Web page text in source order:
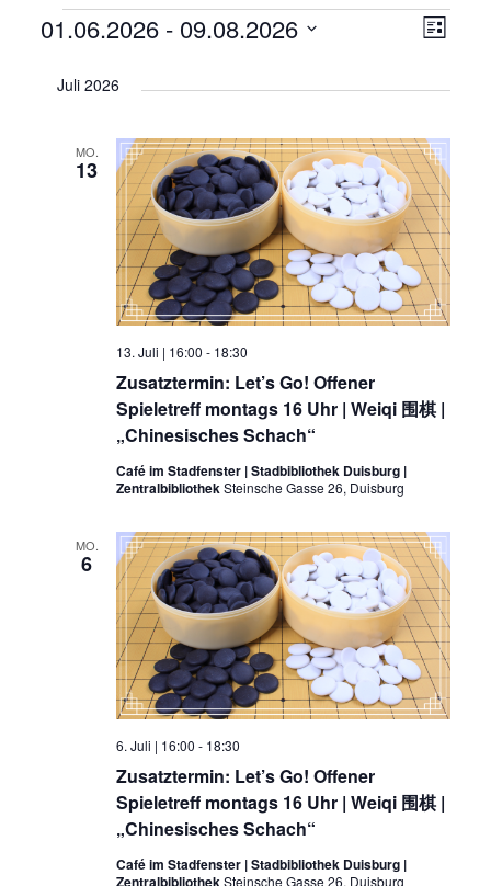
Veranstaltungen Liste
01.06.2026 - 09.08.2026
wählen.
Juli 2026
MO.
13
Zusatztermin: Let’s Go! Offener
Spieletreff montags 16 Uhr | Weiqi 围棋 |
„Chinesisches Schach“
13. Juli | 16:00 - 18:30
Café im Stadfenster | Stadbibliothek Duisburg |
ZentralbibliothekSteinsche Gasse 26, Duisburg
MO.
6
Zusatztermin: Let’s Go! Offener
Spieletreff montags 16 Uhr | Weiqi 围棋 |
„Chinesisches Schach“
6. Juli | 16:00 - 18:30
Café im Stadfenster | Stadbibliothek Duisburg |
ZentralbibliothekSteinsche Gasse 26, Duisburg